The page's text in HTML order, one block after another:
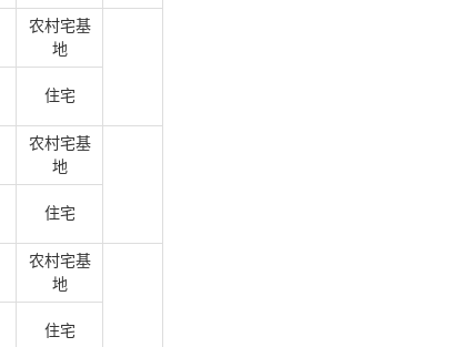
农村宅基
地
住宅
农村宅基
地
住宅
农村宅基
地
住宅